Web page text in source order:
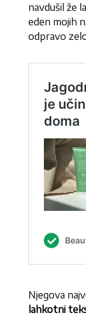
navdušil že
eden mojih
odpravo
Njegova
lahkotni